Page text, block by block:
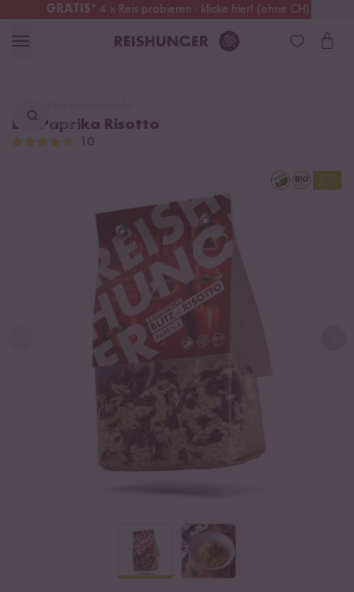
GRATIS* 4 x Reis probieren - klicke hier! (ohne CH)
Deutschland Kostenloser Versand
finden ...
Bio Paprika Risotto
10